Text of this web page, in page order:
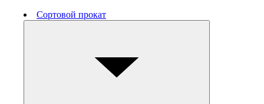
Сортовой прокат